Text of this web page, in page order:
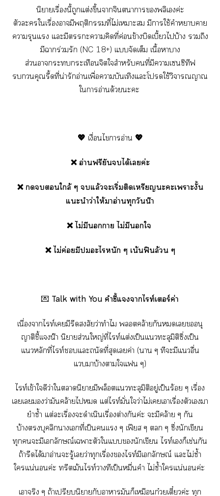
นิยายเรื่องนี้ถูกแต่งขึ้นาจินตนาการพลิเค่ะ
ตัวะใเรื่องามีพฤติกรรมที่ไม่เาะ มีาใช้คำาา
ารุนแรง แะมีะาคิดที่ค่อนข้างบิดเบี้ยวไบ้าง ถึง
มีาร่วมรัก (NC 18+) แจัดเต็ม เนื้อาาง
ส่วนาะกระเทือนจิตใสำหรับคนที่มีาเซิทีฟ
คุณรี้ดที่น่ารักอ่านเพื่อาบันเทิงแะโใช้วิจารณญาณ
ใาอ่านด้วยะะ
💖 เงื่อนไาอ่าน 💖
❌ อ่านฟรียันได้เค่ะ
❌ ใกล้ ๆ แล้วะเริ่มติดเหรียญะะเาะงั้น
แะนำว่าให้าอ่านทุกวันน๊า
❌ ไม่มีนา ไม่มีนใ
❌ ไม่ค่อยมีะไหนัก ๆ เน้นฟินล้วน ๆ
💌 Talk with You คำชี้แาไท์เอร์ค่า
เนื่องจากไท์เมีรีดสงสัยว่าทำไม ตคล้ายกันเอนุ
ญาติชี้เเงน๊า นิยายส่วนใหญ่ที่ไท์แต่งเป็นแทะลุมิติซึ่งเป็น
แหลักที่ไท์แะถนัดที่สุดเค่า (า ๆ ทีะมีแอื่น
แมาบ้างาใแ ๆ)
ไท์เข้าใดีว่าใานิยายมีพล็อตแทะลุมิติอยู่เป็นร้อย ๆ เรื่อง
เเว่ามันคล้ายไ แต่ไท์มั่นใจว่าไม่เเาเรื่องตัวเมา
ยำซ้ำ แต่ะเรื่องะดำเนินเรื่องต่างกันค่ะ ะมีคล้าย ๆ กัน
บ้างบุคลิกาเที่เป็นเเ ๆ เฟียส ๆ  ๆ ซึ่งนักเขียน
ทุกะมีเลักษณ์เาะตัวใแนักเขียน ไท์เก็เช่นกัน
ถ้ารีดได้าอ่านะรู้เว่าทุกเรื่องไท์มีเลักษณ์ แะไม่ซ้ำ
ใแน่นอนค่ะ ทรีตเม้นไท์าทีเป็นหมื่นคำ ไม่ซ้ำใแน่นอนค่ะ
เาจริง ๆ ถ้าเปรียบนิยายกับาามันก็เหมือนก๋วยเตี๋ยวค่ะ ทุก